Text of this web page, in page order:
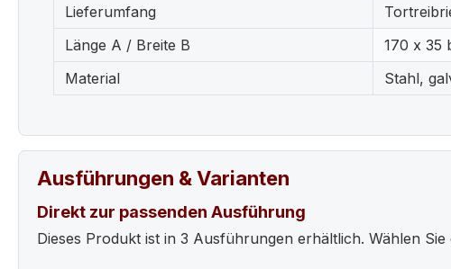
Lieferumfang
Länge A / Breite B
170 x 35
Material
Stahl,
Ausführungen & Varianten
Direkt zur passenden Ausführung
Dieses Produkt ist in 3 Ausführungen erhältlich. Wählen Sie